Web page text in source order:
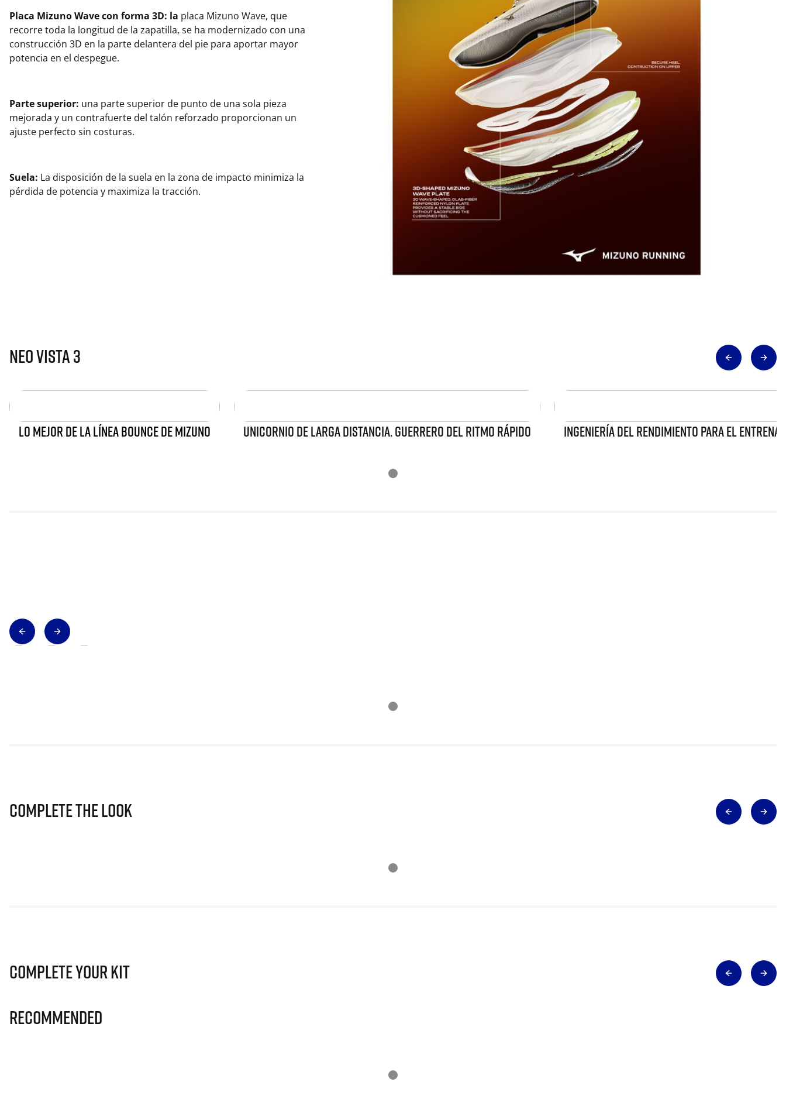
Placa Mizuno Wave con forma 3D: la placa Mizuno Wave, que
recorre toda la longitud de la zapatilla, se ha modernizado con una
construcción 3D en la parte delantera del pie para aportar mayor
potencia en el despegue.
Parte superior: una parte superior de punto de una sola pieza
mejorada y un contrafuerte del talón reforzado proporcionan un
ajuste perfecto sin costuras.
Suela: La disposición de la suela en la zona de impacto minimiza la
pérdida de potencia y maximiza la tracción.
Neo Vista 3
LO MEJOR DE LA LÍNEA BOUNCE DE MIZUNO UNICORNIO DE LARGA DISTANCIA. GUERRERO DEL RITMO RÁPIDO INGENIERÍA DEL RENDIMIENTO PARA EL
Complete The Look
Complete Your Kit
Recommended